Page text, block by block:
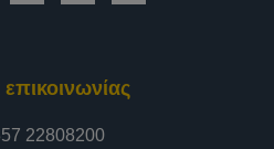
επικοινωνίας
22808200